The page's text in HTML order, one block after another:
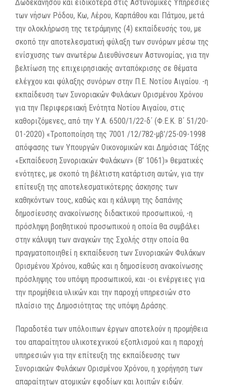
Δωδεκανήσου και ειδικότερα στις Αστυνομικές Υπηρεσίες
των νήσων Ρόδου, Κω, Λέρου, Καρπάθου και Πάτμου, μετά
την ολοκλήρωση της τετράμηνης (4) εκπαίδευσής του, με
σκοπό την αποτελεσματική φύλαξη των συνόρων μέσω της
ενίσχυσης των ανωτέρω Διευθύνσεων Αστυνομίας, για την
βελτίωση της επιχειρησιακής ανταπόκρισης σε θέματα
ελέγχου και φύλαξης συνόρων στην Π.Ε. Νοτίου Αιγαίου. -η
εκπαίδευση των Συνοριακών Φυλάκων Ορισμένου Χρόνου
για την Περιφερειακή Ενότητα Νοτίου Αιγαίου, στις
καθοριζόμενες, από την Υ.Α. 6500/1/22-δ΄ (Φ.Ε.Κ. Β΄ 51/20-
01-2020) «Τροποποίηση της 7001 /12/782-μβ’/25-09-1998
απόφασης των Υπουργών Οικονομικών και Δημόσιας Τάξης
«Εκπαίδευση Συνοριακών Φυλάκων» (Β’ 1061)» θεματικές
ενότητες, με σκοπό τη βέλτιστη κατάρτιση αυτών, για την
επίτευξη της αποτελεσματικότερης άσκησης των
καθηκόντων τους, καθώς και η κάλυψη της δαπάνης
δημοσίευσης ανακοίνωσης διδακτικού προσωπικού, -η
πρόσληψη βοηθητικού προσωπικού η οποία θα συμβάλει
στην κάλυψη των αναγκών της Σχολής στην οποία θα
πραγματοποιηθεί η εκπαίδευση των Συνοριακών Φυλάκων
Ορισμένου Χρόνου, καθώς και η δημοσίευση ανακοίνωσης
πρόσληψης του υπόψη προσωπικού, και -οι ενέργειες για
την προμήθεια υλικών και την παροχή υπηρεσιών στο
πλαίσιο της Δημοσιότητας της υπόψη Δράσης.
Παραδοτέα των υπόλοιπων έργων αποτελούν η προμήθεια
του απαραίτητου υλικοτεχνικού εξοπλισμού και η παροχή
υπηρεσιών για την επίτευξη της εκπαίδευσης των
Συνοριακών Φυλάκων Ορισμένου Χρόνου, η χορήγηση των
απαραίτητων ατομικών εφοδίων και λοιπών ειδών.